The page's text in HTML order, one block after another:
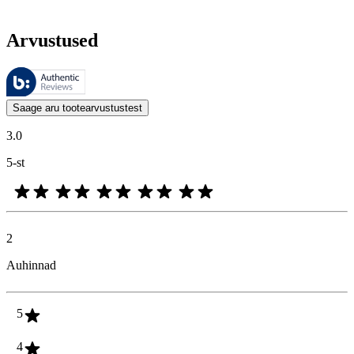
Arvustused
Neid arvustusi haldab Bazaarvoice ja need vastavad Bazaarvoice’i
Kliendi arvamused toodete ja tärnihinnangute kujul on kasulikud
Saage aru tootearvustustest
3.0
5-st
2
Auhinnad
5
4